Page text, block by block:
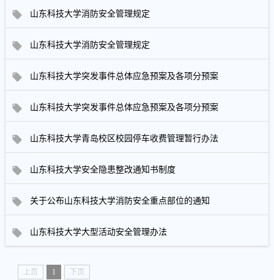
山东科技大学消防安全管理规定
山东科技大学消防安全管理规定
山东科技大学突发事件总体应急预案及各项分预案
山东科技大学突发事件总体应急预案及各项分预案
山东科技大学青岛校区校园停车收费管理暂行办法
山东科技大学安全隐患整改通知书制度
关于公布山东科技大学消防安全重点部位的通知
山东科技大学大型活动安全管理办法
上页 1 下页